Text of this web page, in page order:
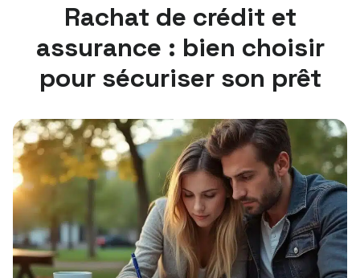
Rachat de crédit et
assurance : bien choisir
pour sécuriser son prêt